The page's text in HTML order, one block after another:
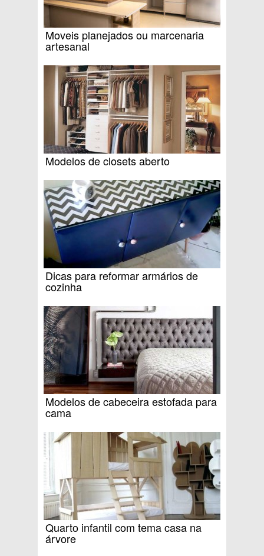
Moveis planejados ou marcenaria
artesanal
Modelos de closets aberto
Dicas para reformar armários de
cozinha
Modelos de cabeceira estofada para
cama
Quarto infantil com tema casa na
árvore